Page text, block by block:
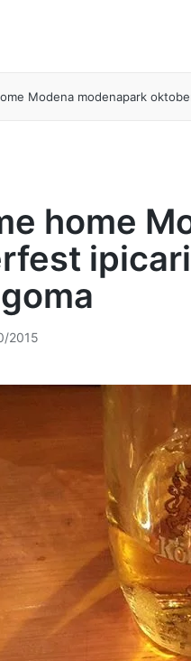
Modena modenapark
home
2015